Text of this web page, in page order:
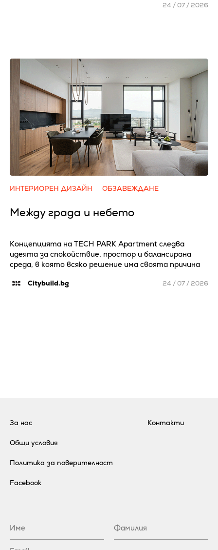
24 / 07 / 2026
ИНТЕРИОРЕН ДИЗАЙН ОБЗАВЕЖДАНЕ
Между града и небето
Концепцията на TECH PARK Apartment следва
идеята за спокойствие, простор и балансирана
среда, в която всяко решение има своята причина
Citybuild.bg 24 / 07 / 2026
За нас
Общи условия
Политика за поверителност
Контакти
Facebook